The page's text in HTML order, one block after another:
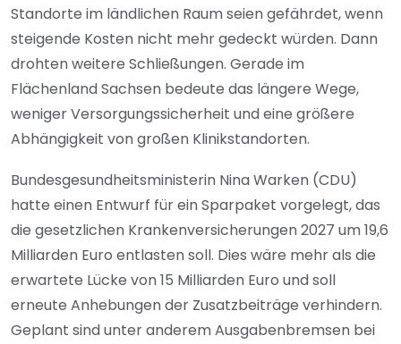
Standorte im ländlichen Raum seien gefährdet, wenn
steigende Kosten nicht mehr gedeckt würden. Dann
drohten weitere Schließungen. Gerade im
Flächenland Sachsen bedeute das längere Wege,
weniger Versorgungssicherheit und eine größere
Abhängigkeit von großen Klinikstandorten.
Bundesgesundheitsministerin Nina Warken (CDU)
hatte einen Entwurf für ein Sparpaket vorgelegt, das
die gesetzlichen Krankenversicherungen 2027 um 19,6
Milliarden Euro entlasten soll. Dies wäre mehr als die
erwartete Lücke von 15 Milliarden Euro und soll
erneute Anhebungen der Zusatzbeiträge verhindern.
Geplant sind unter anderem Ausgabenbremsen bei